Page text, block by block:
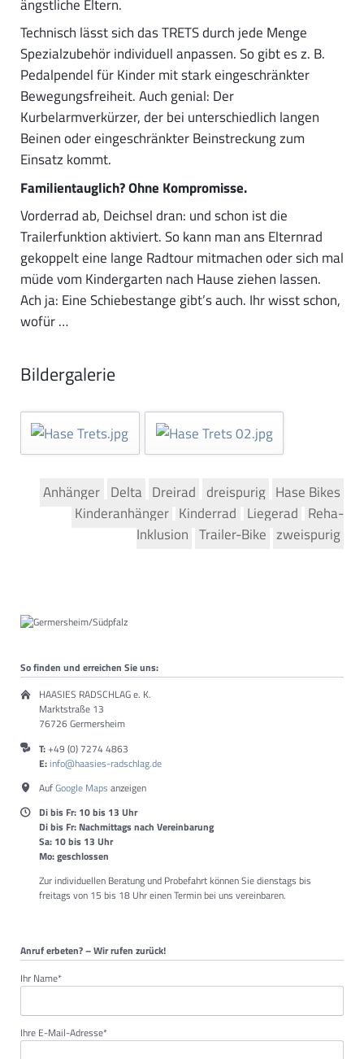
ängstliche Eltern.
Technisch lässt sich das TRETS durch jede Menge
Spezialzubehör individuell anpassen. So gibt es z. B.
Pedalpendel für Kinder mit stark eingeschränkter
Bewegungsfreiheit. Auch genial: Der
Kurbelarmverkürzer, der bei unterschiedlich langen
Beinen oder eingeschränkter Beinstreckung zum
Einsatz kommt.
Familientauglich? Ohne Kompromisse.
Vorderrad ab, Deichsel dran: und schon ist die
Trailerfunktion aktiviert. So kann man ans Elternrad
gekoppelt eine lange Radtour mitmachen oder sich mal
müde vom Kindergarten nach Hause ziehen lassen.
Ach ja: Eine Schiebestange gibt’s auch. Ihr wisst schon,
wofür …
Bildergalerie
Anhänger Delta Dreirad dreispurig Hase Bikes
Kinderanhänger Kinderrad Liegerad Reha-
Inklusion Trailer-Bike zweispurig
So finden und erreichen Sie uns:
HAASIES RADSCHLAG e. K.
Marktstraße 13
76726 Germersheim
T:+49 (0) 7274 4863
E: info@haasies-radschlag.de
AufGoogle Maps anzeigen
Di bis Fr: 10 bis 13 Uhr
Di bis Fr: Nachmittags nach Vereinbarung
Sa: 10 bis 13 Uhr
Mo: geschlossen
Zur individuellen Beratung und Probefahrt können Sie dienstags bis
freitags von 15 bis 18 Uhr einen Termin bei uns vereinbaren.
Anruf erbeten? – Wir rufen zurück!
Pflichtfeld
Ihr Name*
Pflichtfeld
Ihre E-Mail-Adresse*